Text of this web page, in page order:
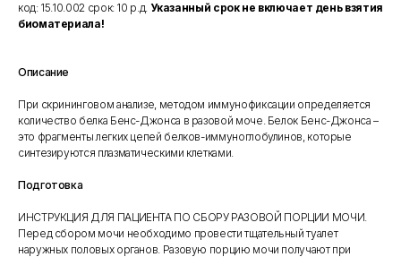
код: 15.10.002 срок: 10 р.д. Указанный срок не включает день взятия
биоматериала!
Описание
При скрининговом анализе, методом иммунофиксации определяется
количество белка Бенс-Джонса в разовой моче. Белок Бенс-Джонса –
это фрагменты легких цепей белков-иммуноглобулинов, которые
синтезируются плазматическими клетками.
Подготовка
ИНСТРУКЦИЯ ДЛЯ ПАЦИЕНТА ПО СБОРУ РАЗОВОЙ ПОРЦИИ МОЧИ.
Перед сбором мочи необходимо провести тщательный туалет
наружных половых органов. Разовую порцию мочи получают при